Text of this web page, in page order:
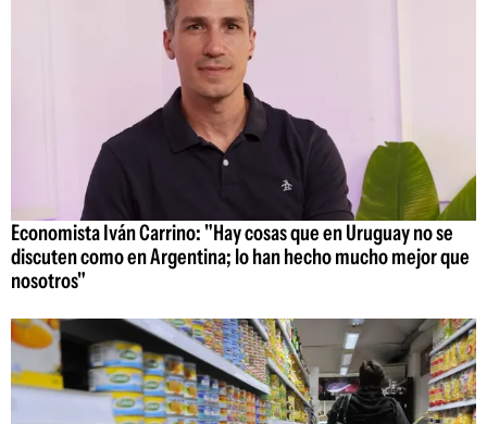
Economista Iván Carrino: "Hay cosas que en Uruguay no se
discuten como en Argentina; lo han hecho mucho mejor que
nosotros"